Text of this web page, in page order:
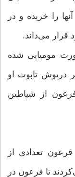
را خریده و در
قرار می‌داند.
مومیایی شده
درپوش تابوت او
از شیاطین
تعدادی از
تا فرعون در